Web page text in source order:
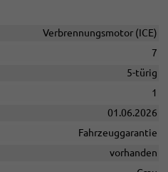
Verbrennungsmotor (ICE)
7
5-türig
1
01.06.2026
Fahrzeuggarantie
vorhanden